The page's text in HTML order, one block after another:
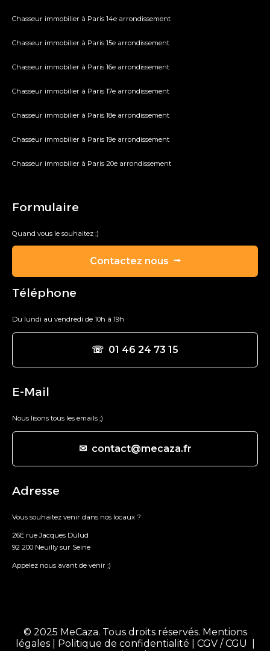
Chasseur immobilier à Paris 14e arrondissement
Chasseur immobilier à Paris 15e arrondissement
Chasseur immobilier à Paris 16e arrondissement
Chasseur immobilier à Paris 17e arrondissement
Chasseur immobilier à Paris 18e arrondissement
Chasseur immobilier à Paris 19e arrondissement
Chasseur immobilier à Paris 20e arrondissement
Formulaire
Quand vous le souhaitez ;)
Contactez nous ⭢
Téléphone
Du lundi au vendredi de 10h à 19h
☏ 01 46 24 73 15
E-Mail
Nous lisons tous les emails ;)
✉ contact@mecaza.fr
Adresse
Vous souhaitez venir dans nos locaux ?
26E rue Jacques Dulud
92 200 Neuilly sur Seine
Appelez nous avant de venir ;)
© 2025 MeCaza. Tous droits réservés. Mentions
légales| Politique de confidentialité CGV / CGU